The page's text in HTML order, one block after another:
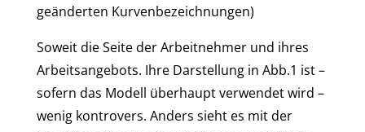
geänderten Kurvenbezeichnungen)
Soweit die Seite der Arbeitnehmer und ihres
Arbeitsangebots. Ihre Darstellung in Abb.1 ist –
sofern das Modell überhaupt verwendet wird –
wenig kontrovers. Anders sieht es mit der